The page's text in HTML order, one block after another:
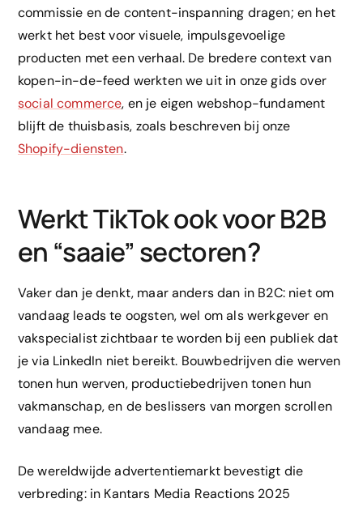
commissie en de content-inspanning dragen; en het
werkt het best voor visuele, impulsgevoelige
producten met een verhaal. De bredere context van
kopen-in-de-feed werkten we uit in onze gids over
social commerce, en je eigen webshop-fundament
blijft de thuisbasis, zoals beschreven bij onze
Shopify-diensten.
Werkt TikTok ook voor B2B
en “saaie” sectoren?
Vaker dan je denkt, maar anders dan in B2C: niet om
vandaag leads te oogsten, wel om als werkgever en
vakspecialist zichtbaar te worden bij een publiek dat
je via LinkedIn niet bereikt. Bouwbedrijven die werven
tonen hun werven, productiebedrijven tonen hun
vakmanschap, en de beslissers van morgen scrollen
vandaag mee.
De wereldwijde advertentiemarkt bevestigt die
verbreding: in Kantars Media Reactions 2025